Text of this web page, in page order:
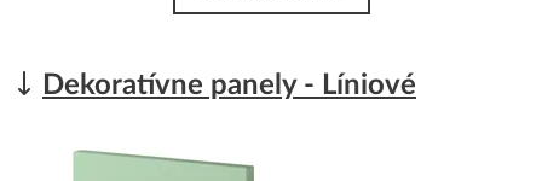
Dekoratívne panely - Líniové